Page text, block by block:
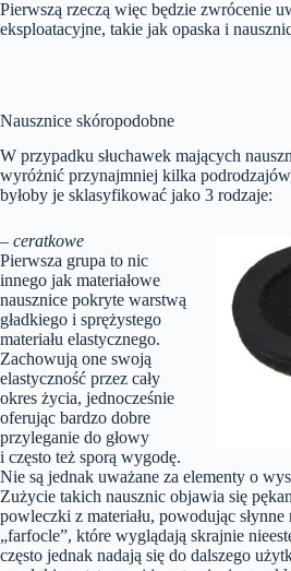
Pierwszą rzeczą więc będzie zwrócenie
eksploatacyjne, takie jak opaska i
Nausznice skóropodobne
W przypadku słuchawek mających
wyróżnić przynajmniej kilka
byłoby je sklasyfikować jako 3 rodzaje:
– ceratkowe
Pierwsza grupa to nic
innego jak materiałowe
nausznice pokryte warstwą
gładkiego i sprężystego
materiału elastycznego.
Zachowują one swoją
elastyczność przez cały
okres życia, jednocześnie
oferując bardzo dobre
przyleganie do głowy
i często też sporą wygodę.
Nie są jednak uważane za elementy o
Zużycie takich nausznic objawia się
powleczki z materiału, powodując
„farfocle”, które wyglądają skrajnie
często jednak nadają się do dalszego